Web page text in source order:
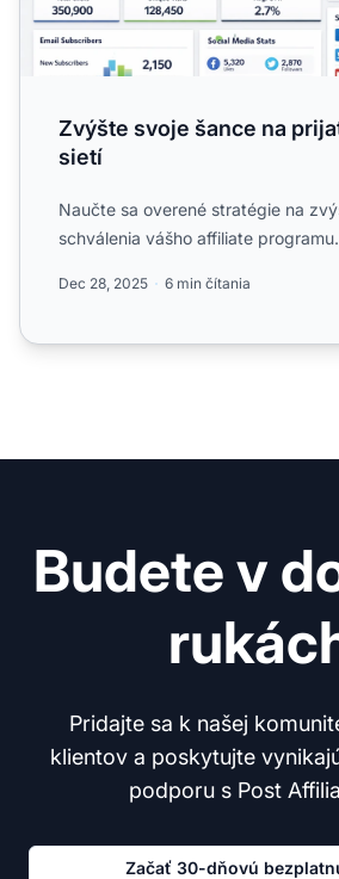
Zvýšte svoje šance na
sietí
Naučte sa overené stratégie na
schválenia vášho affiliate programu.
Dec 28, 2025 6 min čítania
Budete v
Pridajte sa k našej
klientov a poskytujte
podporu s Post
Začať 30-dňovú